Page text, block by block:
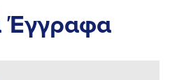
Έγγραφα